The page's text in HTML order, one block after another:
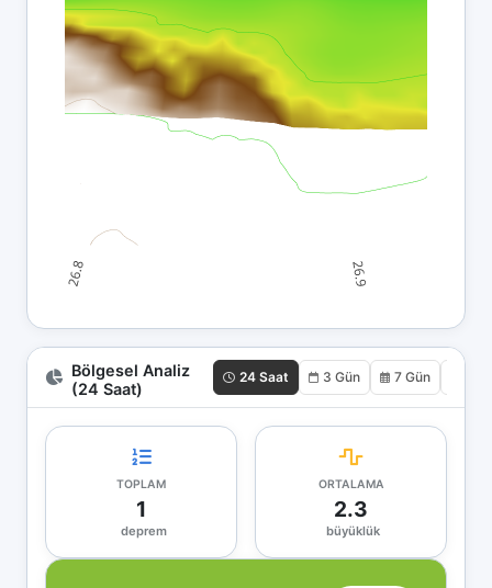
Bölgesel Analiz
(24 Saat)
24 Saat 3 Gün 7 Gün
TOPLAM
1
deprem
ORTALAMA
2.3
büyüklük